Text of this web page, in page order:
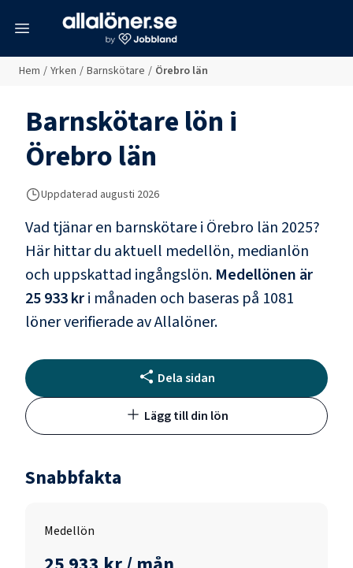
Hem / Yrken / Barnskötare / Örebro län
Barnskötarelön i
Örebro län
Uppdaterad augusti 2026
Vad tjänar en barnskötarei Örebro län 2025?
Här hittar du aktuell medellön, medianlön
och uppskattad ingångslön. Medellönen är
25 933 kri månaden och baseras på 1081
löner verifierade av Allalöner.
Dela sidan
Lägg till din lön
Snabbfakta
Medellön